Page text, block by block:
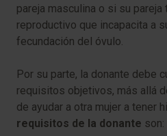
pareja masculina o si su
reproductivo que incapacita a
fecundación del óvulo.
Por su parte, la donante debe
requisitos objetivos, más allá
de ayudar a otra mujer a tener
requisitos de la donante son: